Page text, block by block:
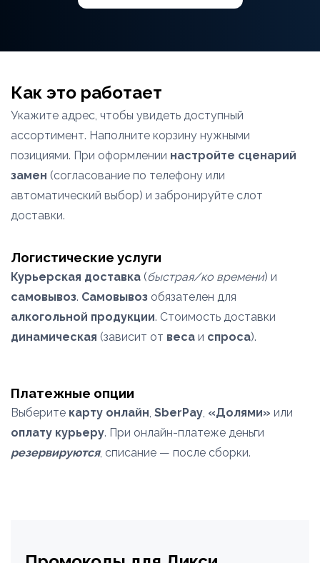
Как это работает
Укажите адрес, чтобы увидеть доступный
ассортимент. Наполните корзину нужными
позициями. При оформлении настройте сценарий
замен (согласование по телефону или
автоматический выбор) и забронируйте слот
доставки.
Логистические услуги
Курьерская доставка (быстрая/ко времени) и
самовывоз. Самовывоз обязателен для
алкогольной продукции. Стоимость доставки
динамическая (зависит от веса и спроса).
Платежные опции
Выберите карту онлайн, SberPay, «Долями» или
оплату курьеру. При онлайн-платеже деньги
резервируются, списание — после сборки.